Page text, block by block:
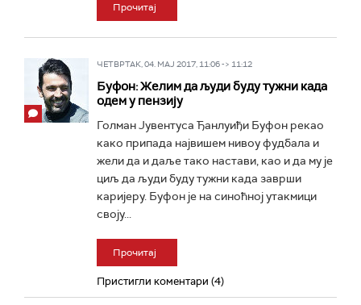
Прочитај
ЧЕТВРТАК, 04. МАЈ 2017, 11:06 -> 11:12
Буфон: Желим да људи буду тужни када
одем у пензију
Голман Јувентуса Ђанлуиђи Буфон рекао
како припада највишем нивоу фудбала и
жели да и даље тако настави, као и да му је
циљ да људи буду тужни када заврши
каријеру. Буфон је на синоћној утакмици
своју...
Прочитај
Пристигли коментари (4)